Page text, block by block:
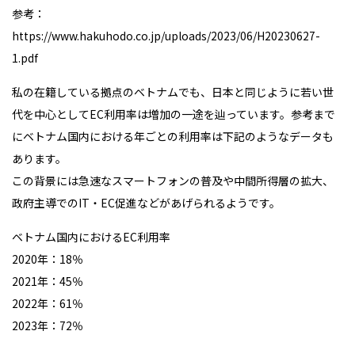
参考：
https://www.hakuhodo.co.jp/uploads/2023/06/H20230627-
1.pdf
私の在籍している拠点のベトナムでも、日本と同じように若い世
代を中心としてEC利用率は増加の一途を辿っています。参考まで
にベトナム国内における年ごとの利用率は下記のようなデータも
あります。
この背景には急速なスマートフォンの普及や中間所得層の拡大、
政府主導でのIT・EC促進などがあげられるようです。
ベトナム国内におけるEC利用率
2020年：18％
2021年：45％
2022年：61％
2023年：72％